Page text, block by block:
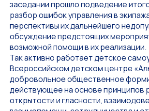
заседании прошло подведение
разбор ошибок управления в
перспективы их дальнейшего
обсуждение предстоящих
возможной помощи в их реализации.
Так активно работает детское
Всероссийском детском центре
добровольное общественное
действующее на основе принципов
открытости и гласности,